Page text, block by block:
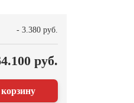
- 3.380 руб.
руб.